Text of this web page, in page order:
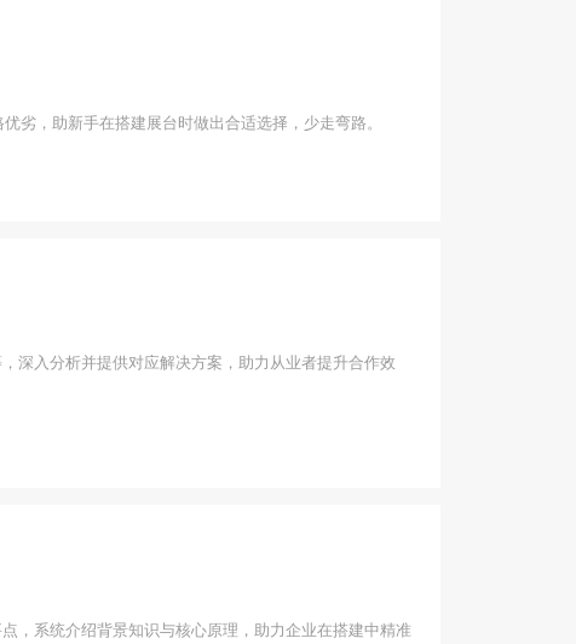
劣，助新手在搭建展台时做出合适选择，少走弯路。
深入分析并提供对应解决方案，助力从业者提升合作效
，系统介绍背景知识与核心原理，助力企业在搭建中精准